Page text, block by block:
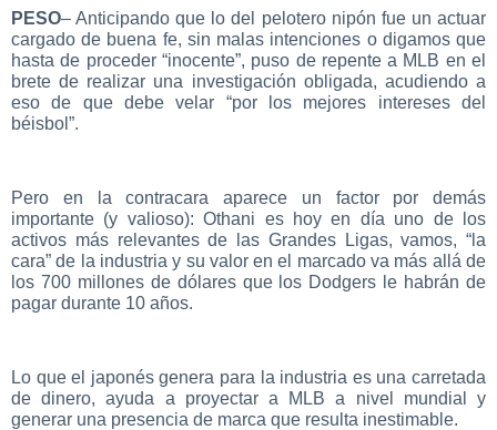
PESO– Anticipando que lo del pelotero nipón fue un actuar
cargado de buena fe, sin malas intenciones o digamos que
hasta de proceder “inocente”, puso de repente a MLB en el
brete de realizar una investigación obligada, acudiendo a
eso de que debe velar “por los mejores intereses del
béisbol”.
Pero en la contracara aparece un factor por demás
importante (y valioso): Othani es hoy en día uno de los
activos más relevantes de las Grandes Ligas, vamos, “la
cara” de la industria y su valor en el marcado va más allá de
los 700 millones de dólares que los Dodgers le habrán de
pagar durante 10 años.
Lo que el japonés genera para la industria es una carretada
de dinero, ayuda a proyectar a MLB a nivel mundial y
generar una presencia de marca que resulta inestimable.